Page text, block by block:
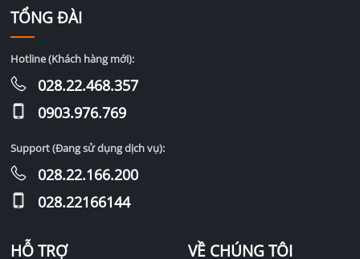
HỖ TRỢ VỀ CHÚNG TÔI
TỔNG ĐÀI
Hotline (Khách hàng mới):
028.22.468.357
0903.976.769
Support (Đang sử dụng dịch vụ):
028.22.166.200
028.22166144